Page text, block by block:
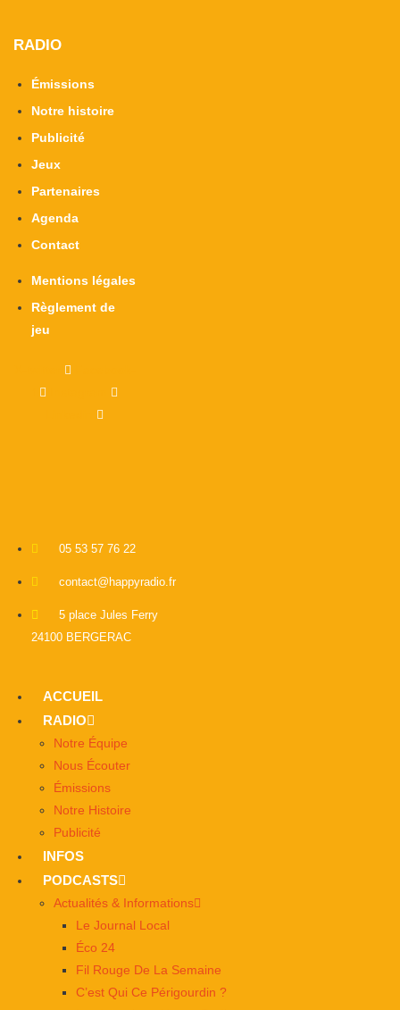
RADIO
Émissions
Notre histoire
Publicité
Jeux
Partenaires
Agenda
Contact
Mentions légales
Règlement de
jeu
05 53 57 76 22
contact@happyradio.fr
5 place Jules Ferry
24100 BERGERAC
ACCUEIL
RADIO
Notre Équipe
Nous Écouter
Émissions
Notre Histoire
Publicité
INFOS
PODCASTS
Actualités & Informations
Le Journal Local
Éco 24
Fil Rouge De La Semaine
C’est Qui Ce Périgourdin ?